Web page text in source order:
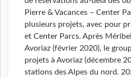
Pierre & Vacances – Center
plusieurs projets, avec pour
et Center Parcs. Après
Avoriaz (février 2020), le
projets à Avoriaz (décembre
stations des Alpes du nord.